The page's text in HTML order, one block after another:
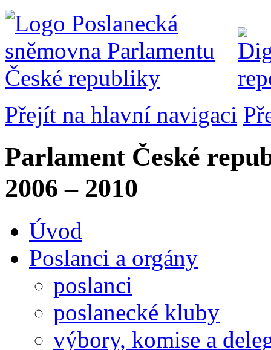
Přejít na hlavní navigaci
Parlament České
2006 – 2010
Úvod
Poslanci a orgány
poslanci
poslanecké kluby
výbory, komise a